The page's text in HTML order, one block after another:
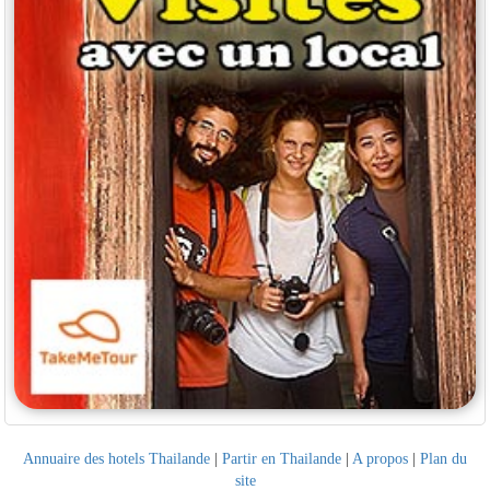
Annuaire des hotels Thailande | Partir en Thailande | A propos | Plan du
site